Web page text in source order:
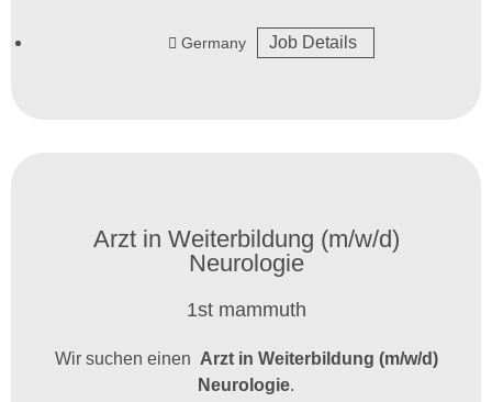
Germany Job Details
Arzt in Weiterbildung (m/w/d)
Neurologie
1st mammuth
Wir suchen einen Arzt in Weiterbildung (m/w/d)
Neurologie.